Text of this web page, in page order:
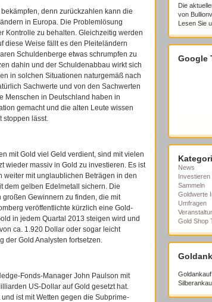
denn zurückzahlen kann die
in Europa. Die Problemlösung
Kontrolle zu behalten. Gleichzeitig werden
diese Weise fällt es den Pleiteländern
Schuldenberge etwas schrumpfen zu
dahin und der Schuldenabbau wirkt sich
in solchen Situationen naturgemäß nach
Sachwerte und von den Sachwerten
Menschen in Deutschland haben in
gemacht und die alten Leute wissen
stoppen lässt.
mit Gold viel Geld verdient, sind mit vielen
wieder massiv in Gold zu investieren. Es ist
mit unglaublichen Beträgen in den
dem gelben Edelmetall sichern. Die
Gewinnern zu finden, die mit
veröffentlichte kürzlich eine Gold-
in jedem Quartal 2013 steigen wird und
ca. 1.920 Dollar oder sogar leicht
der Gold Analysten fortsetzen.
Fonds-Manager John Paulson mit
US-Dollar auf Gold gesetzt hat.
ist mit Wetten gegen die Subprime-
Die
von
Lesen Sie
Google
News
Investieren
Sammeln
Goldwerte
Umfragen
Gold Shop